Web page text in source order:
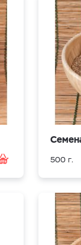
500 г.